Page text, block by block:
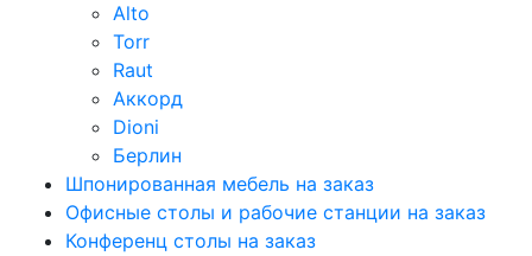
Alto
Torr
Raut
Аккорд
Dioni
Берлин
Шпонированная мебель на заказ
Офисные столы и рабочие станции на заказ
Конференц столы на заказ